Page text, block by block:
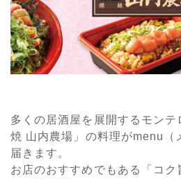
多くの居酒屋を展開するモンテ
焼 山内農場」の料理がmenu（
届きます。
お店のおすすめでもある「コ